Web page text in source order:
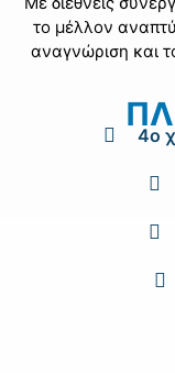
το μέλλον
αναγνώριση και
4ο